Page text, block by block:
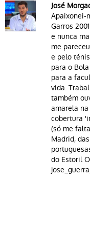
José
Apaixonei-
Garros
e nunca
me
e pelo
para o
para a
vida.
também
amarela na
cobertura
(só me
Madrid,
do Estoril